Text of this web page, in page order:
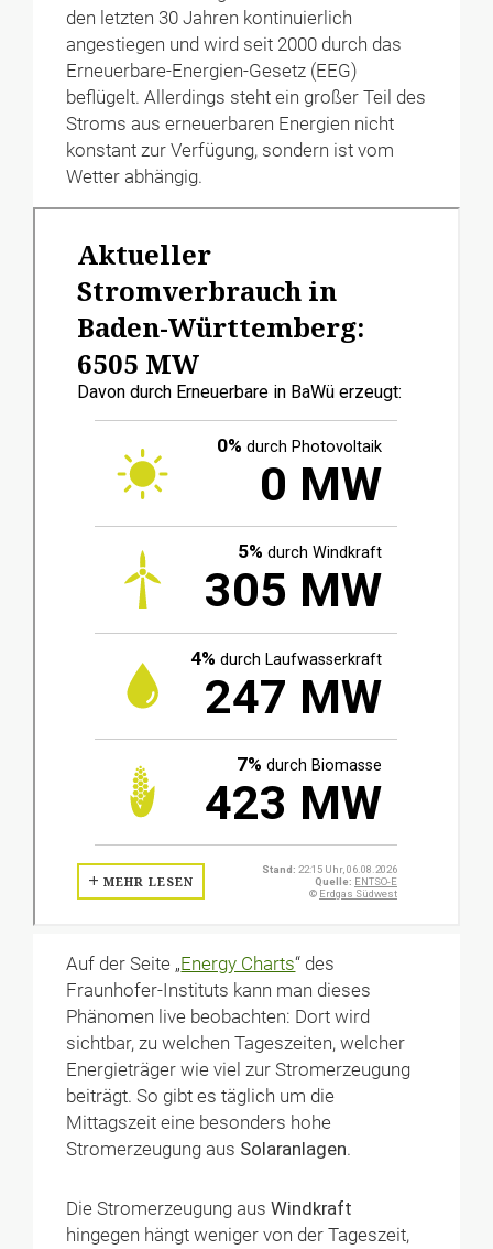
den letzten 30 Jahren kontinuierlich
angestiegen und wird seit 2000 durch das
Erneuerbare-Energien-Gesetz (EEG)
beflügelt. Allerdings steht ein großer Teil des
Stroms aus erneuerbaren Energien nicht
konstant zur Verfügung, sondern ist vom
Wetter abhängig.
Auf der Seite „Energy Charts“ des
Fraunhofer-Instituts kann man dieses
Phänomen live beobachten: Dort wird
sichtbar, zu welchen Tageszeiten, welcher
Energieträger wie viel zur Stromerzeugung
beiträgt. So gibt es täglich um die
Mittagszeit eine besonders hohe
Stromerzeugung aus Solaranlagen.
Die Stromerzeugung ausWindkraft
hingegen hängt weniger von der Tageszeit,